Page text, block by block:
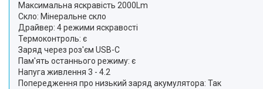
Максимальна яскравість 2000Lm
Скло: Мінеральне скло
Драйвер: 4 режими яскравості
Термоконтроль: є
Заряд через роз'єм USB-C
Пам'ять останнього режиму: є
Напуга живлення 3 - 4.2
Попередження про низький заряд акумулятора: Так